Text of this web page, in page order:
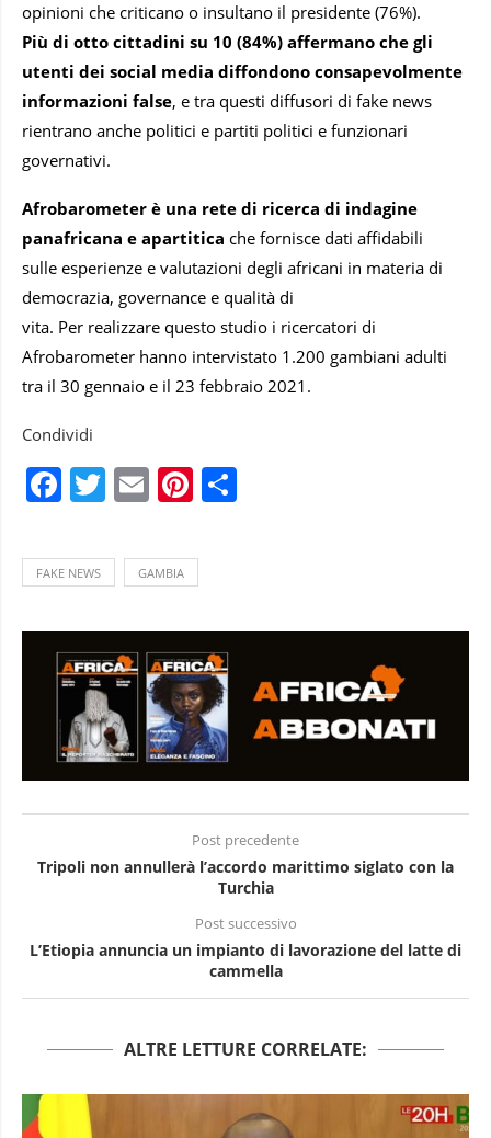
opinioni che criticano o insultano il presidente (76%).
Più di otto cittadini su 10 (84%) affermano che gli
utenti dei social media diffondono consapevolmente
informazioni false, e tra questi diffusori di fake news
rientrano anche politici e partiti politici e funzionari
governativi.
Afrobarometer è una rete di ricerca di indagine
panafricana e apartitica che fornisce dati affidabili
sulle esperienze e valutazioni degli africani in materia di
democrazia, governance e qualità di
vita. Per realizzare questo studio i ricercatori di
Afrobarometer hanno intervistato 1.200 gambiani adulti
tra il 30 gennaio e il 23 febbraio 2021.
Condividi
Facebook
Twitter
EmailPinterest
FAKE NEWS GAMBIA
Post precedente
Tripoli non annullerà l’accordo marittimo siglato con la
Turchia
Post successivo
L’Etiopia annuncia un impianto di lavorazione del latte di
cammella
ALTRE LETTURE CORRELATE: